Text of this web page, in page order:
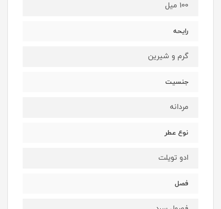
100 میل
رایحه
گرم و شیرین
جنسیت
مردانه
نوع عطر
ادو تویلت
فصل